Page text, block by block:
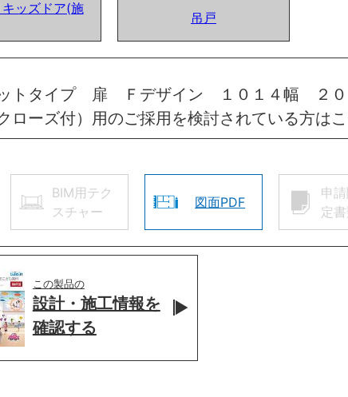
ッズドア(施
吊戸
トタイプ 扉 Ｆデザイン １０１４幅 ２
ーズ付）用のご採用を検討されている方は
BIM用テク
スチャー
図面PDF
申
定
この製品の
設計・施工情報を
確認する